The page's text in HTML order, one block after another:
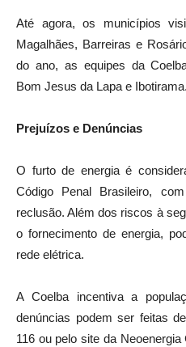
Até agora, os municípios
Magalhães, Barreiras e
do ano, as equipes da
Bom Jesus da Lapa e Ibotirama.
Prejuízos e Denúncias
O furto de energia é
Código Penal Brasileiro,
reclusão. Além dos riscos à
o fornecimento de energia,
rede elétrica.
A Coelba incentiva a
denúncias podem ser feitas
116 ou pelo site da Neoenergia